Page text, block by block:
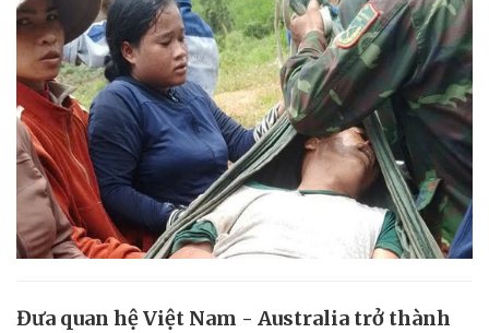
Đưa quan hệ Việt Nam - Australia trở thành